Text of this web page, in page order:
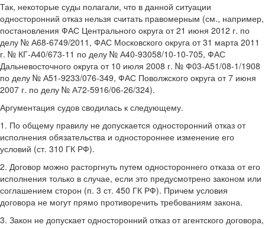
Так, некоторые суды полагали, что в данной ситуации
односторонний отказ нельзя считать правомерным (см., например,
постановления ФАС Центрального округа от 21 июня 2012 г. по
делу № А68-6749/2011, ФАС Московского округа от 31 марта 2011
г. № КГ-А40/673-11 по делу № А40-93058/10-10-705, ФАС
Дальневосточного округа от 10 июля 2008 г. № Ф03-А51/08-1/1908
по делу № А51-9233/076-349, ФАС Поволжского округа от 7 июня
2007 г. по делу № А72-5916/06-26/324).
Аргументация судов сводилась к следующему.
1. По общему правилу не допускается односторонний отказ от
исполнения обязательства и одностороннее изменение его
условий (ст. 310 ГК РФ).
2. Договор можно расторгнуть путем одностороннего отказа от его
исполнения только в случае, если это предусмотрено законом или
соглашением сторон (п. 3 ст. 450 ГК РФ). Причем условия
договора не могут прямо противоречить требованиям закона.
3. Закон не допускает односторонний отказ от агентского договора,